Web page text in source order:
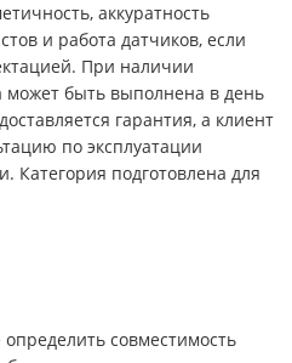
аккуратность
и работа датчиков, если
При наличии
может быть выполнена в день
гарантия, а клиент
по эксплуатации
Категория подготовлена для
совместимость